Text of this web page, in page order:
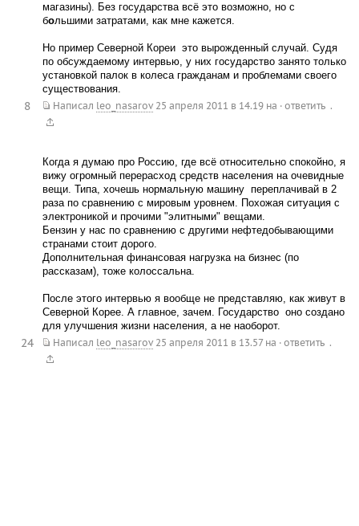
магазины). Без государства всё это возможно, но с
большими затратами, как мне кажется.
Но пример Северной Кореи  это вырожденный случай. Судя
по обсуждаемому интервью, у них государство занято только
установкой палок в колеса гражданам и проблемами своего
существования.
Написал leo_nasarov 25 апреля 2011 в 14.19на · ответить .
8
Когда я думаю про Россию, где всё относительно спокойно, я
вижу огромный перерасход средств населения на очевидные
вещи. Типа, хочешь нормальную машину  переплачивай в 2
раза по сравнению с мировым уровнем. Похожая ситуация с
электроникой и прочими "элитными" вещами.
Бензин у нас по сравнению с другими нефтедобывающими
странами стоит дорого.
Дополнительная финансовая нагрузка на бизнес (по
рассказам), тоже колоссальна.
После этого интервью я вообще не представляю, как живут в
Северной Корее. А главное, зачем. Государство  оно создано
для улучшения жизни населения, а не наоборот.
Написал leo_nasarov 25 апреля 2011 в 13.57на · ответить .
24